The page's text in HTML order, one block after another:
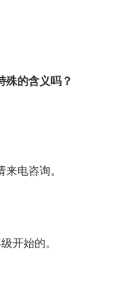
殊的含义吗？
电咨询。
开始的。